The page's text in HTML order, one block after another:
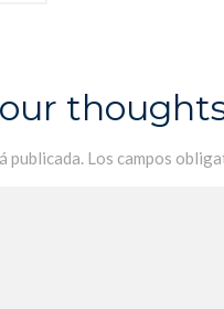
publicada. Los campos